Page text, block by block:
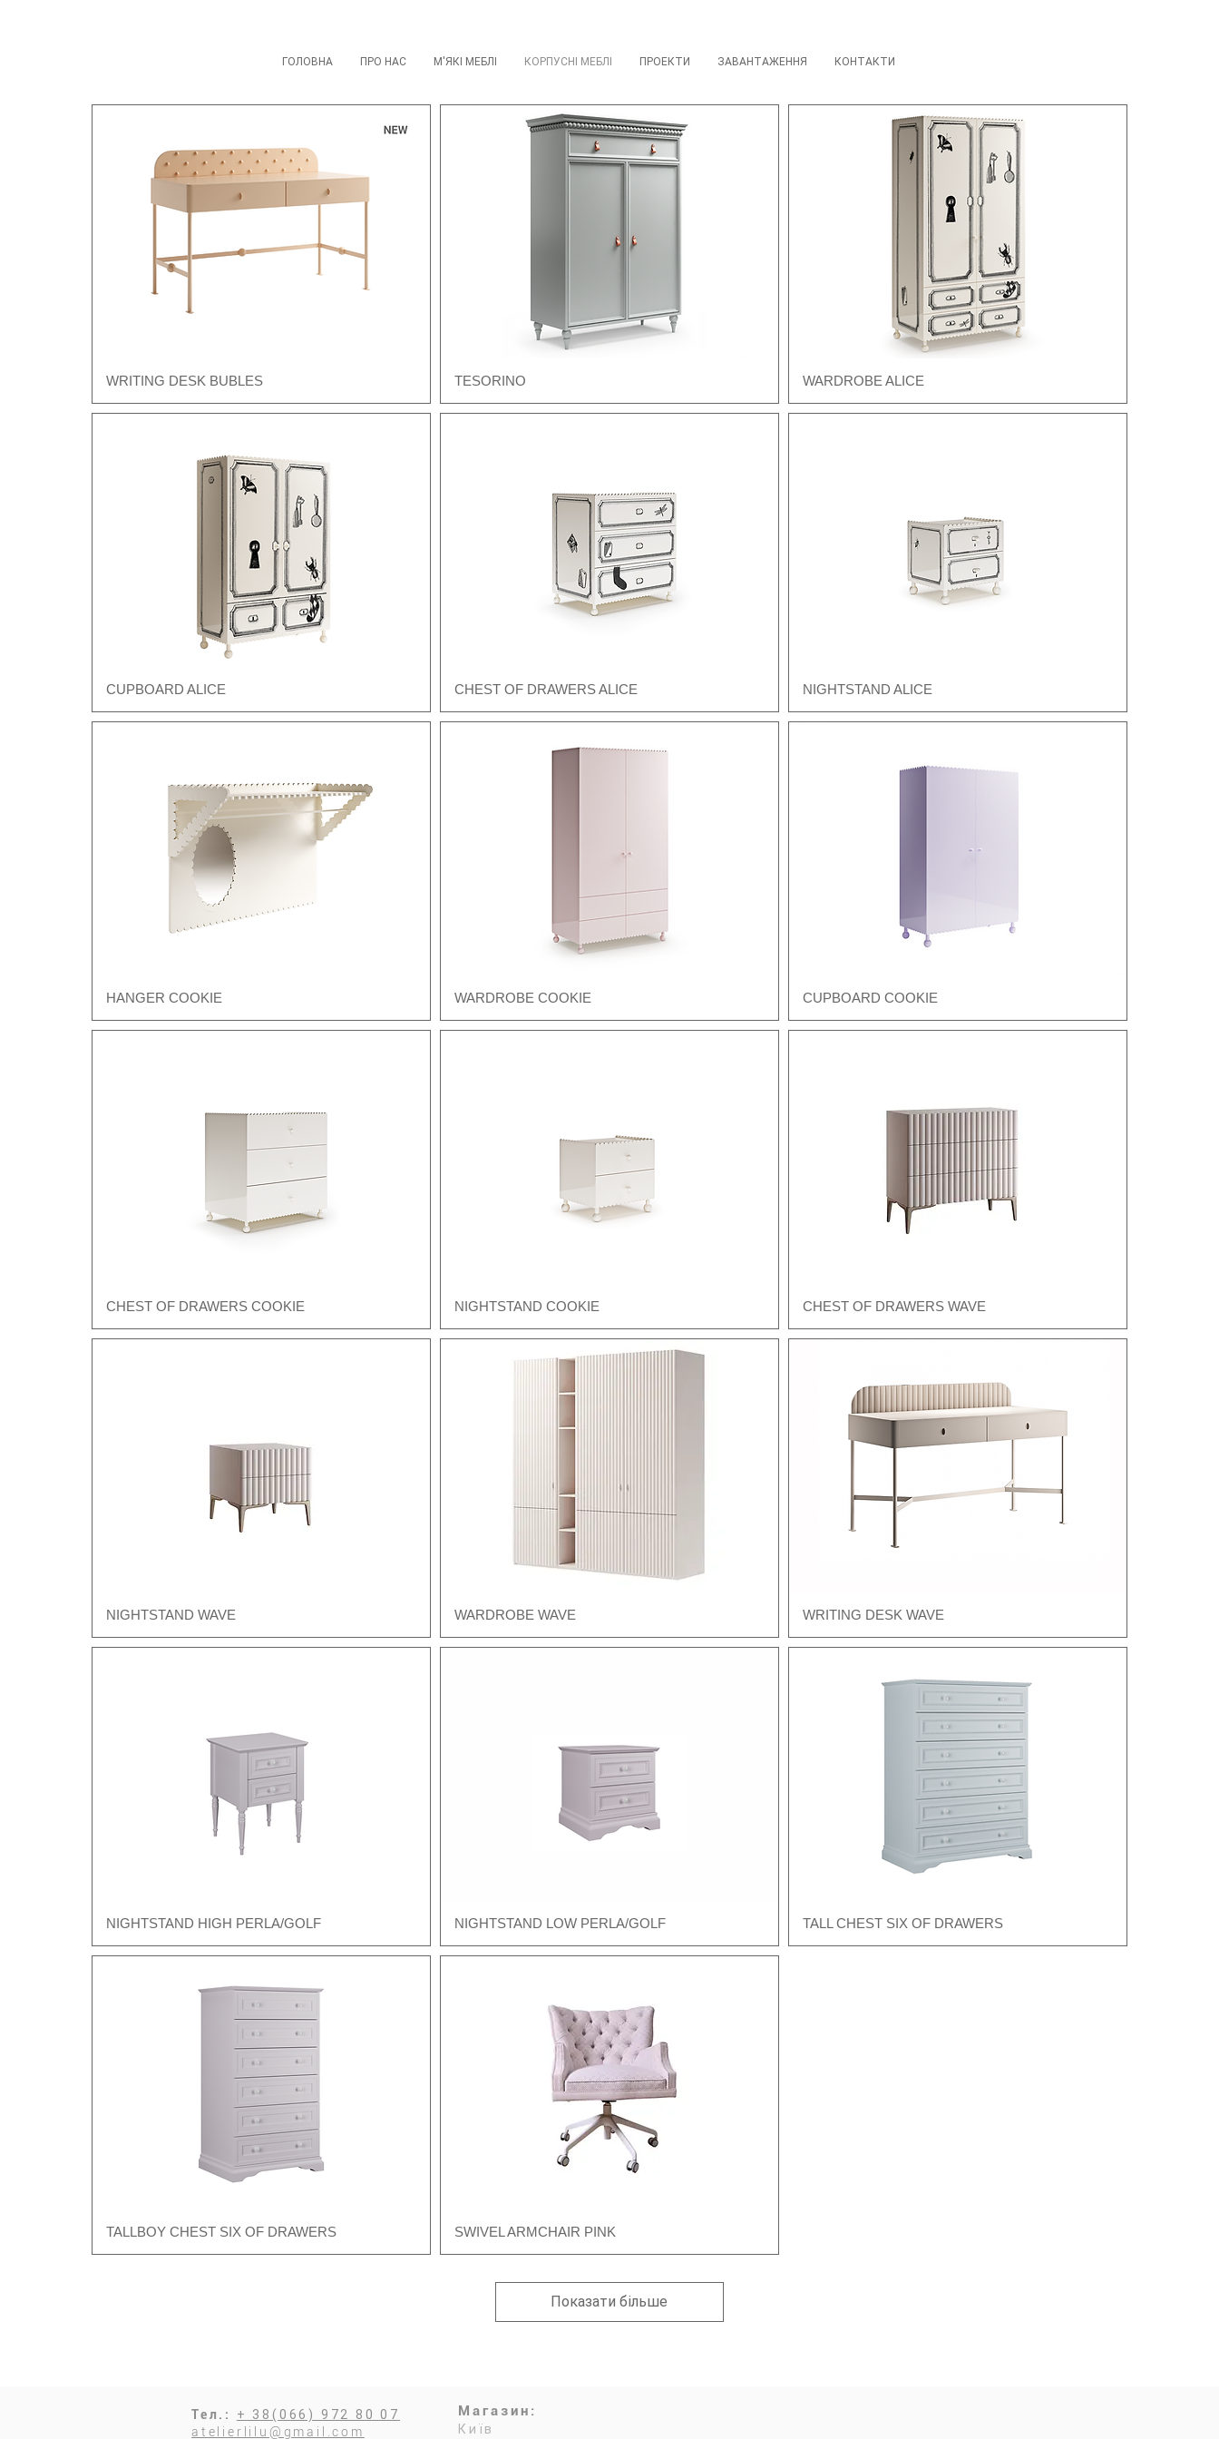
ГОЛОВНА ПРО НАС М'ЯКІ МЕБЛІ КОРПУСНІ МЕБЛІ ПРОЕКТИ ЗАВАНТАЖЕННЯ КОНТАКТИ
Швидкий перегляд
WRITING DESK BUBLES TESORINO Швидкий перегляд
WARDROBE ALICE
Швидкий перегляд
CUPBOARD ALICE Швидкий перегляд
CHEST OF DRAWERS ALICE Швидкий перегляд
NIGHTSTAND ALICE
Швидкий перегляд
HANGER COOKIE Швидкий перегляд
WARDROBE COOKIE Швидкий перегляд
CUPBOARD COOKIE
Швидкий перегляд
CHEST OF DRAWERS COOKIE Швидкий перегляд
NIGHTSTAND COOKIE Швидкий перегляд
CHEST OF DRAWERS WAVE
Швидкий перегляд
NIGHTSTAND WAVE Швидкий перегляд
WARDROBE WAVE Швидкий перегляд
WRITING DESK WAVE
Швидкий перегляд
NIGHTSTAND HIGH PERLA/GOLF Швидкий перегляд
NIGHTSTAND LOW PERLA/GOLF Швидкий перегляд
TALL CHEST SIX OF DRAWERS
Швидкий перегляд
TALLBOY CHEST SIX OF DRAWERS Швидкий перегляд
SWIVEL ARMCHAIR PINK
Показати більше
Тел.:
+ 38(066) 972 80 07
atelierlilu@gmail.com
Магазин:
Київ